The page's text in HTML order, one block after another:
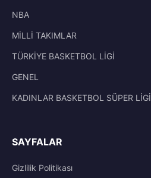
NBA
MİLLİ TAKIMLAR
TÜRKİYE BASKETBOL LİGİ
GENEL
KADINLAR BASKETBOL SÜPER LİGİ
SAYFALAR
Gizlilik Politikası